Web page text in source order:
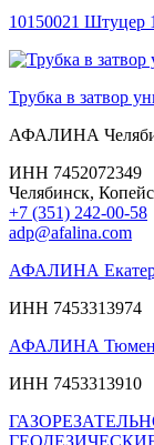
10150021 Штуцер
Трубка в затвор
АФАЛИНА
ИНН 7452072349
Челябинск,
+7 (351) 242-00-58
adp@afalina.com
АФАЛИНА
ИНН 7453313974
АФАЛИНА
ИНН 7453313910